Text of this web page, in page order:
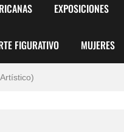
EXPOSICIONES
FIGURATIVO MUJERES
y Niñas